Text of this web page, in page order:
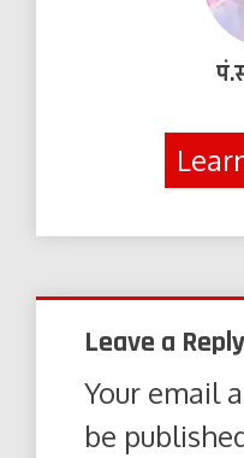
Leave a Reply
Your email
be